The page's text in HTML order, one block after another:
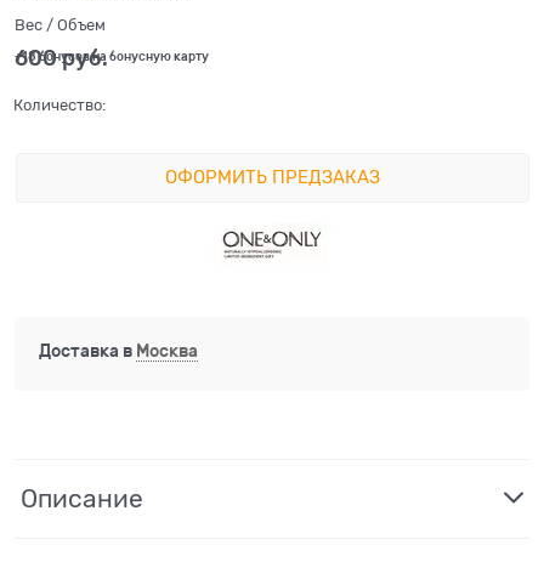
Вес / Объем
600 руб.
+18 бонусов на бонусную карту
Количество:
ОФОРМИТЬ ПРЕДЗАКАЗ
Доставка в Москва
Описание